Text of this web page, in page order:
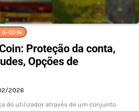
COIN
Proteção da conta,
Opções de
2026
do utilizador através de um conjunto